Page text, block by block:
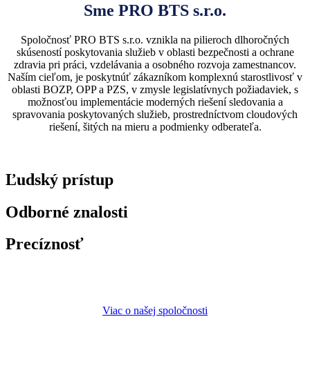
Sme PRO BTS s.r.o.
Spoločnosť PRO BTS s.r.o. vznikla na pilieroch dlhoročných
skúseností poskytovania služieb v oblasti bezpečnosti a ochrane
zdravia pri práci, vzdelávania a osobného rozvoja zamestnancov.
Naším cieľom, je poskytnúť zákazníkom komplexnú starostlivosť v
oblasti BOZP, OPP a PZS, v zmysle legislatívnych požiadaviek, s
možnosťou implementácie moderných riešení sledovania a
spravovania poskytovaných služieb, prostredníctvom cloudových
riešení, šitých na mieru a podmienky odberateľa.
Ľudský prístup
Odborné znalosti
Precíznosť
Viac o našej spoločnosti